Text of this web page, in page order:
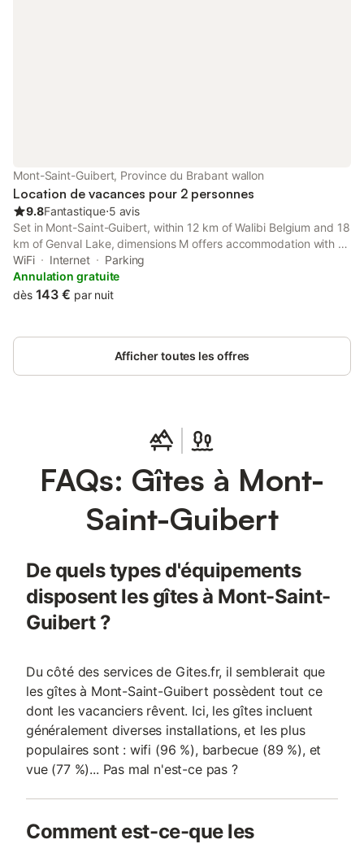
Mont-Saint-Guibert, Province du Brabant wallon
Location de vacances pour 2 personnes
9.8Fantastique⋅5 avis
Set in Mont-Saint-Guibert, within 12 km of Walibi Belgium and 18
km of Genval Lake, dimensions M offers accommodation with a
garden as well as free private parking for guests who drive.
WiFi Internet
Parking
Annulation gratuite
dès 143 € par nuit
Afficher toutes les offres
FAQs: Gîtes à Mont-
Saint-Guibert
De quels types d'équipements
disposent les gîtes à Mont-Saint-
Guibert ?
Du côté des services de Gites.fr, il semblerait que
les gîtes à Mont-Saint-Guibert possèdent tout ce
dont les vacanciers rêvent. Ici, les gîtes incluent
généralement diverses installations, et les plus
populaires sont : wifi (96 %), barbecue (89 %), et
vue (77 %)... Pas mal n'est-ce pas ?
Comment est-ce-que les